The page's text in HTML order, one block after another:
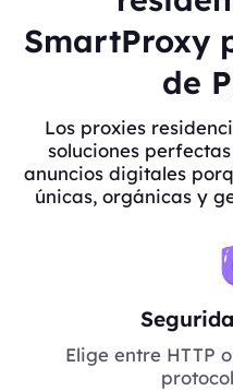
SmartProxy
de
Los proxies
soluciones
anuncios digitales
únicas, orgánicas y
Elige entre HTTP